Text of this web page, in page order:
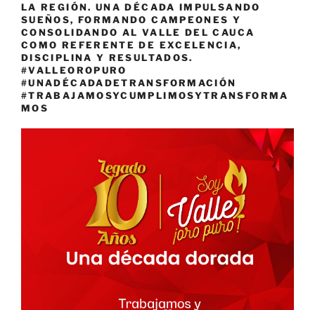
LA REGIÓN. UNA DÉCADA IMPULSANDO
SUEÑOS, FORMANDO CAMPEONES Y
CONSOLIDANDO AL VALLE DEL CAUCA
COMO REFERENTE DE EXCELENCIA,
DISCIPLINA Y RESULTADOS.
#VALLEOROPURO
#UNADÉCADADETRANSFORMACIÓN
#TRABAJAMOSYCUMPLIMOSYTRANSFORMA
MOS